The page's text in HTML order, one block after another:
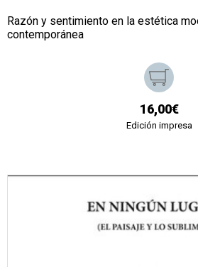
Razón y sentimiento en la estética
contemporánea
16,00€
Edición impresa